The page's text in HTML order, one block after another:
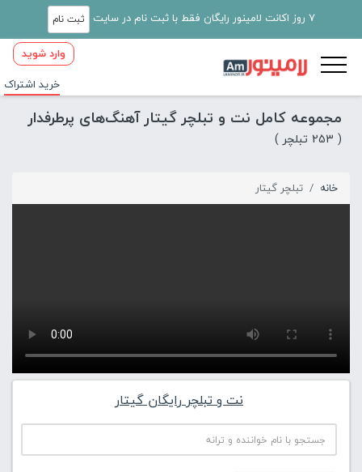
7 روز اکانت لامینور رایگان فقط با ثبت نام در سایت ثبت نام
وارد شوید
خرید اشتراک
مجموعه کامل نت و تبلچر گیتار آهنگ‌های پرطرفدار
( 253 تبلچر )
خانه تبلچر گیتار
نت و تبلچر رایگان گیتار